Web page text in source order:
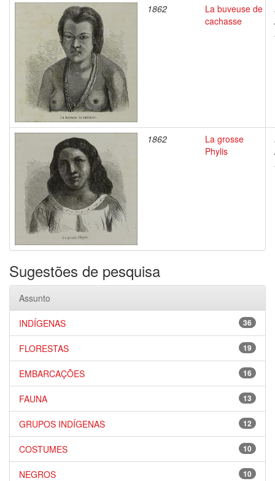
1862
La buveuse de
cachasse
1862
La grosse
Phylis
Sugestões de pesquisa
Assunto
36
INDÍGENAS
19
FLORESTAS
16
EMBARCAÇÕES
13
FAUNA
12
GRUPOS INDÍGENAS
10
COSTUMES
10
NEGROS